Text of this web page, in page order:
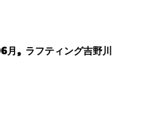
月, ラフティング吉野川